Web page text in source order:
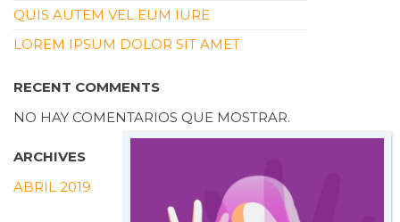
QUIS AUTEM VEL EUM IURE
LOREM IPSUM DOLOR SIT AMET
RECENT COMMENTS
NO HAY COMENTARIOS QUE MOSTRAR.
ARCHIVES
ABRIL 2019